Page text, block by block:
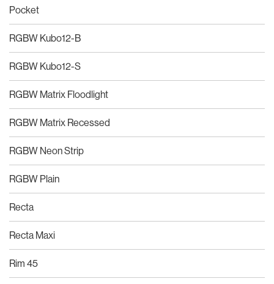
Pocket
RGBW Kubo12-B
RGBW Kubo12-S
RGBW Matrix Floodlight
RGBW Matrix Recessed
RGBW Neon Strip
RGBW Plain
Recta
Recta Maxi
Rim 45